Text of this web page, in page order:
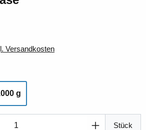
Versandkosten
g
Gib den gewünschtenStück